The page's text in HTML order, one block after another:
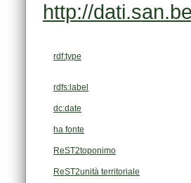
http://
rdf:type
rdfs:label
dc:date
ha fonte
ReST2toponimo
ReST2unità territoriale